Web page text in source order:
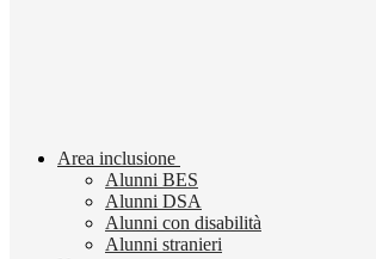
Area inclusione
Alunni BES
Alunni DSA
Alunni con disabilità
Alunni stranieri